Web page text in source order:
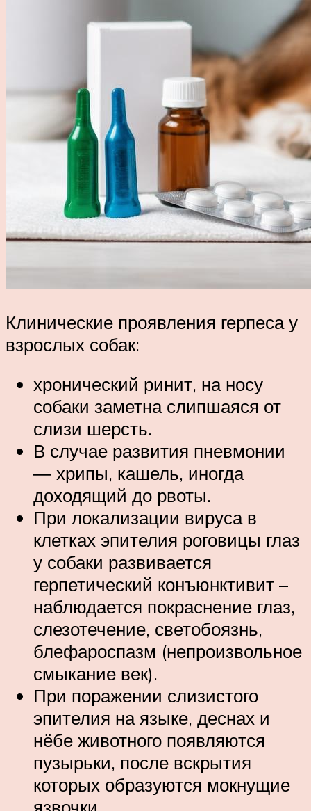
Клинические проявления герпеса у
взрослых собак:
хронический ринит, на носу
собаки заметна слипшаяся от
слизи шерсть.
В случае развития пневмонии
― хрипы, кашель, иногда
доходящий до рвоты.
При локализации вируса в
клетках эпителия роговицы глаз
у собаки развивается
герпетический конъюнктивит –
наблюдается покраснение глаз,
слезотечение, светобоязнь,
блефароспазм (непроизвольное
смыкание век).
При поражении слизистого
эпителия на языке, деснах и
нёбе животного появляются
пузырьки, после вскрытия
которых образуются мокнущие